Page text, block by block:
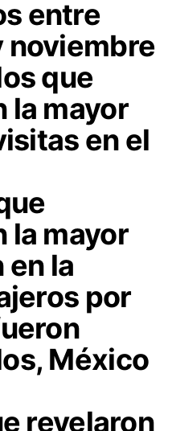
entre
noviembre
que
la mayor
en el
la mayor
la
por
México
revelaron